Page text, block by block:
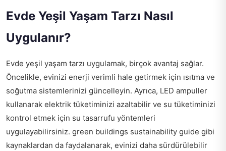
Evde Yeşil Yaşam Tarzı Nasıl
Uygulanır?
Evde yeşil yaşam tarzı uygulamak, birçok avantaj sağlar.
Öncelikle, evinizi enerji verimli hale getirmek için ısıtma ve
soğutma sistemlerinizi güncelleyin. Ayrıca, LED ampuller
kullanarak elektrik tüketiminizi azaltabilir ve su tüketiminizi
kontrol etmek için su tasarrufu yöntemleri
uygulayabilirsiniz. green buildings sustainability guide gibi
kaynaklardan da faydalanarak, evinizi daha sürdürülebilir